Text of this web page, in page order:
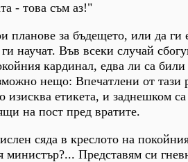
- това съм аз!"
планове за бъдещето, или да ги
научат. Във всеки случай
кардинал, едва ли са били
нещо: Впечатлени от тази
изисква етикета, и заднешком
на пост пред вратите.
сяда в креслото на
Представям си